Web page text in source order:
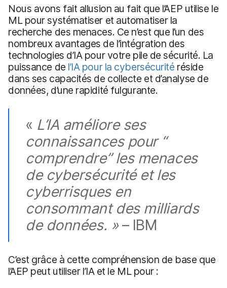
Nous avons fait allusion au fait que l’AEP utilise le
ML pour systématiser et automatiser la
recherche des menaces. Ce n’est que l’un des
nombreux avantages de l’intégration des
technologies d’IA pour votre pile de sécurité. La
puissance de l’IA pour la cybersécurité réside
dans ses capacités de collecte et d’analyse de
données, d’une rapidité fulgurante.
« L’IA améliore ses
connaissances pour “
comprendre”les menaces
de cybersécurité et les
cyberrisques en
consommant des milliards
de données. »– IBM
C’est grâce à cette compréhension de base que
l’AEP peut utiliser l’IA et le ML pour :